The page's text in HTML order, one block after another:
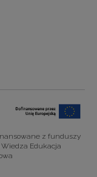
z funduszy
Edukacja